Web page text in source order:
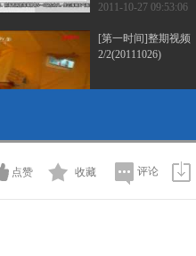
2011-10-27 09:53:06
[第一时间]整期视频
2/2(20111026)
2011-10-26 09:28:06
点赞 收藏 评论